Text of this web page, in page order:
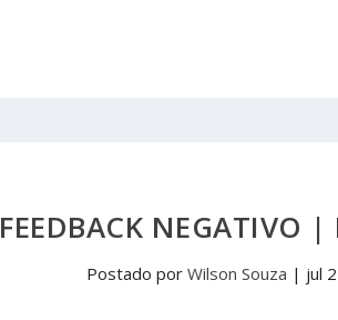
FEEDBACK NEGATIVO |
Postado porWilson Souza | jul